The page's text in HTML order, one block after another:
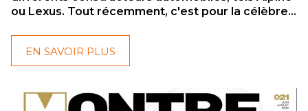
ou Lexus. Tout récemment, c'est pour la célèbre
réaliser une série spéciale.
EN SAVOIR PLUS